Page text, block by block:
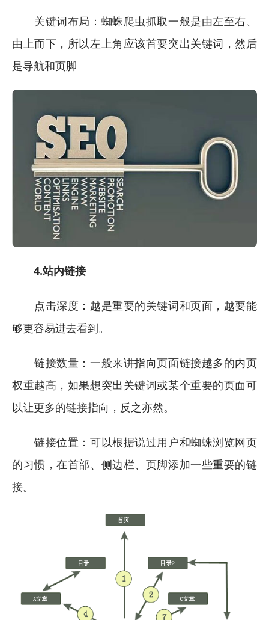
关键词布局：蜘蛛爬虫抓取一般是由左至右、
由上而下，所以左上角应该首要突出关键词，然后
是导航和页脚
4.站内链接
点击深度：越是重要的关键词和页面，越要能
够更容易进去看到。
链接数量：一般来讲指向页面链接越多的内页
权重越高，如果想突出关键词或某个重要的页面可
以让更多的链接指向，反之亦然。
链接位置：可以根据说过用户和蜘蛛浏览网页
的习惯，在首部、侧边栏、页脚添加一些重要的链
接。